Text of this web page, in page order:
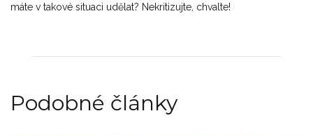
máte v takové situaci udělat? Nekritizujte, chvalte!
Podobné články